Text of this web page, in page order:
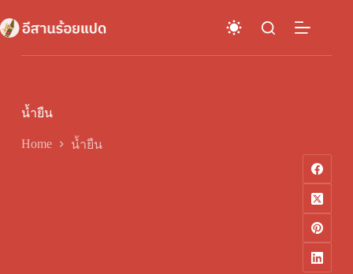
to
content
น้ำยืน
Home น้ำยืน